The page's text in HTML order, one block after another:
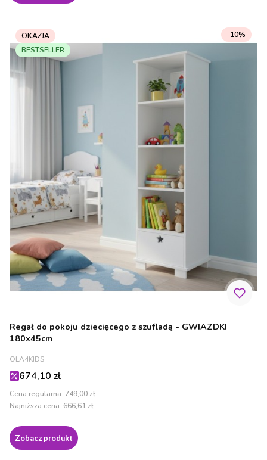
OKAZJA
BESTSELLER
Regał do pokoju dziecięcego z szufladą - GWIAZDKI
180x45cm
PRODUCENT
OLA4KIDS
Cena promocyjna
674,10 zł
Cena regularna: 749,00 zł
-10%
Najniższa cena: 666,61 zł
Zobacz produkt